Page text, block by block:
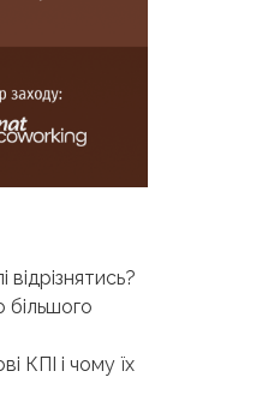
більшого
КПІ і чому їх